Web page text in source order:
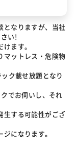
となりますが、当社
い!
ます。
マットレス・危険物
ク載せ放題となり
でお伺いし、それ
生する可能性がござ
になります。